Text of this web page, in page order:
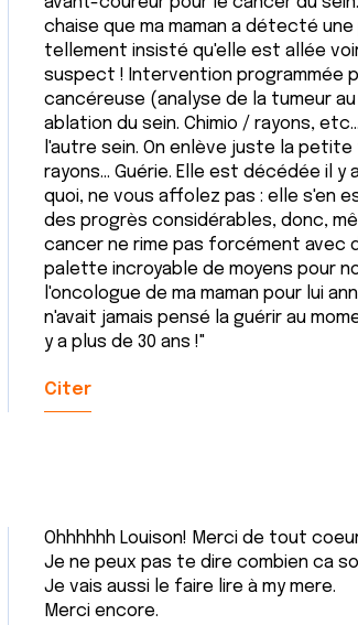
chaise que ma maman a détecté
tellement insisté qu'elle est allée
suspect ! Intervention programmée
cancéreuse (analyse de la tumeur
ablation du sein. Chimio / rayons,
l'autre sein. On enlève juste la
rayons… Guérie. Elle est décédée il y
quoi, ne vous affolez pas : elle s'en
des progrès considérables, donc,
cancer ne rime pas forcément avec
palette incroyable de moyens pour
l'oncologue de ma maman pour lui
n'avait jamais pensé la guérir au
y a plus de 30 ans !"
Citer
Ohhhhhh Louison! Merci de tout
Je ne peux pas te dire combien ca
Je vais aussi le faire lire à my mere.
Merci encore.